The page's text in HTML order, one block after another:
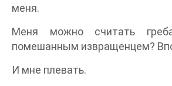
меня.
Меня можно считать
помешанным извращенцем?
И мне плевать.